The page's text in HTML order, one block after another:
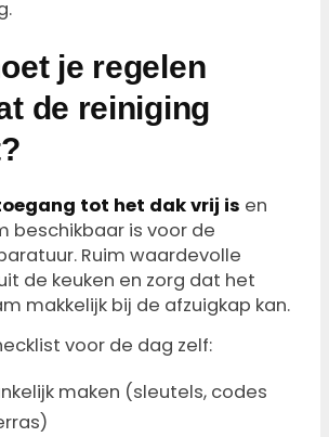
je regelen
de reiniging
tot het dak vrij is en
beschikbaar is voor de
Ruim waardevolle
de keuken en zorg dat het
makkelijk bij de afzuigkap kan.
voor de dag zelf:
maken (sleutels, codes